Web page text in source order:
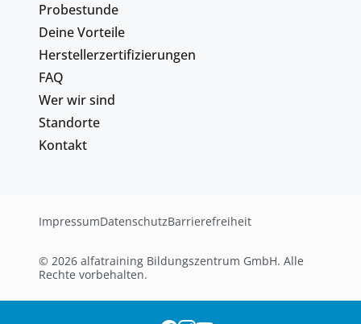
Probestunde
Deine Vorteile
Herstellerzertifizierungen
FAQ
Wer wir sind
Standorte
Kontakt
ImpressumDatenschutzBarrierefreiheit
© 2026 alfatraining Bildungszentrum GmbH. Alle
Rechte vorbehalten.